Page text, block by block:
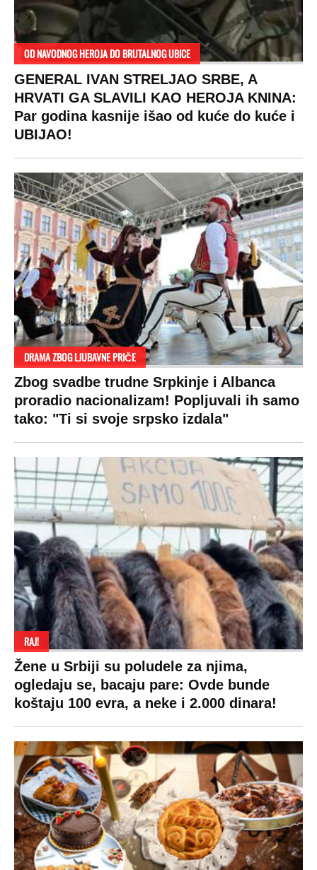
OD NAVODNOG HEROJA DO BRUTALNOG UBICE
GENERAL IVAN STRELJAO SRBE, A
HRVATI GA SLAVILI KAO HEROJA KNINA:
Par godina kasnije išao od kuće do kuće i
UBIJAO!
DRAMA ZBOG LJUBAVNE PRIČE
Zbog svadbe trudne Srpkinje i Albanca
proradio nacionalizam! Popljuvali ih samo
tako: "Ti si svoje srpsko izdala"
RAJ!
Žene u Srbiji su poludele za njima,
ogledaju se, bacaju pare: Ovde bunde
koštaju 100 evra, a neke i 2.000 dinara!